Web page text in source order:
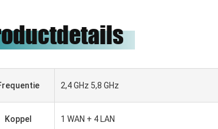
2,4 GHz 5,8 GHz
Koppel 1 WAN + 4 LAN